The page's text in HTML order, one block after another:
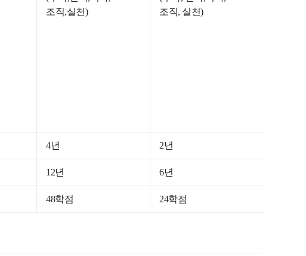
조직,실천)
조직, 실천)
4년 2년
12년 6년
48학점 24학점